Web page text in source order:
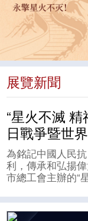
展覽新聞
“星火不滅
日戰爭暨世
術展”在京開
為銘記中國人民
利，傳承和弘揚
市總工會主辦的
7月28日在北京
幕。